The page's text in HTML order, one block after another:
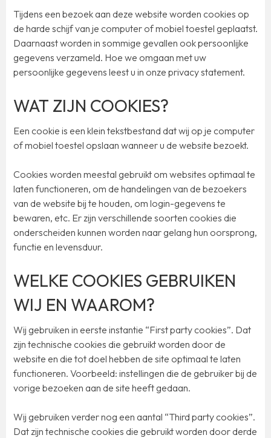
Tijdens een bezoek aan deze website worden cookies op
de harde schijf van je computer of mobiel toestel geplaatst.
Daarnaast worden in sommige gevallen ook persoonlijke
gegevens verzameld. Hoe we omgaan met uw
persoonlijke gegevens leest u in onze privacy statement.
WAT ZIJN COOKIES?
Een cookie is een klein tekstbestand dat wij op je computer
of mobiel toestel opslaan wanneer u de website bezoekt.
Cookies worden meestal gebruikt om websites optimaal te
laten functioneren, om de handelingen van de bezoekers
van de website bij te houden, om login-gegevens te
bewaren, etc. Er zijn verschillende soorten cookies die
onderscheiden kunnen worden naar gelang hun oorsprong,
functie en levensduur.
WELKE COOKIES GEBRUIKEN
WIJ EN WAAROM?
Wij gebruiken in eerste instantie “First party cookies”. Dat
zijn technische cookies die gebruikt worden door de
website en die tot doel hebben de site optimaal te laten
functioneren. Voorbeeld: instellingen die de gebruiker bij de
vorige bezoeken aan de site heeft gedaan.
Wij gebruiken verder nog een aantal “Third party cookies”.
Dat zijn technische cookies die gebruikt worden door derde